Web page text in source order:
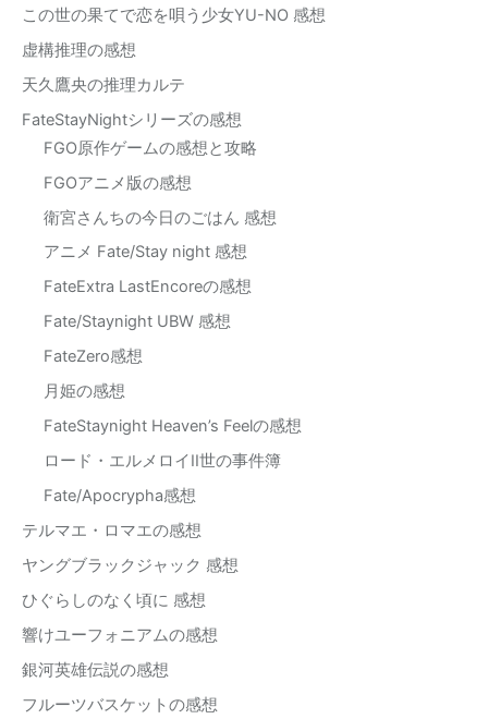
この世の果てで恋を唄う少女YU-NO 感想
虚構推理の感想
天久鷹央の推理カルテ
FateStayNightシリーズの感想
FGO原作ゲームの感想と攻略
FGOアニメ版の感想
衛宮さんちの今日のごはん 感想
アニメ Fate/Stay night 感想
FateExtra LastEncoreの感想
Fate/Staynight UBW 感想
FateZero感想
月姫の感想
FateStaynight Heaven’s Feelの感想
ロード・エルメロイII世の事件簿
Fate/Apocrypha感想
テルマエ・ロマエの感想
ヤングブラックジャック 感想
ひぐらしのなく頃に 感想
響けユーフォニアムの感想
銀河英雄伝説の感想
フルーツバスケットの感想